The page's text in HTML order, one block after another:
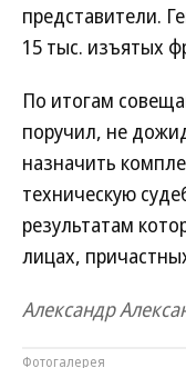
представители.
15 тыс. изъятых
По итогам
поручил, не
назначить
техническую
результатам
лицах,
Александр
Фотогалерея